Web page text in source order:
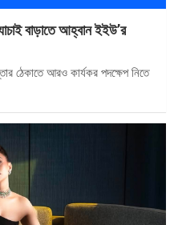
বাড়াতে আহ্বান ইইউ’র
ঠেকাতে আরও কার্যকর পদক্ষেপ নিতে